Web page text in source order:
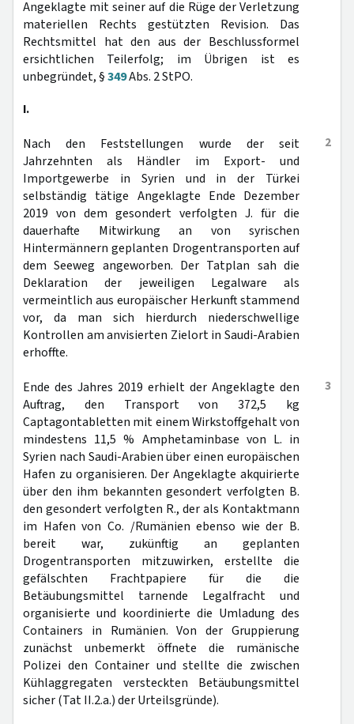
Angeklagte mit seiner auf die Rüge der Verletzung
materiellen Rechts gestützten Revision. Das
Rechtsmittel hat den aus der Beschlussformel
ersichtlichen Teilerfolg; im Übrigen ist es
unbegründet, §349Abs. 2 StPO.
I.
2
Nach den Feststellungen wurde der seit
Jahrzehnten als Händler im Export- und
Importgewerbe in Syrien und in der Türkei
selbständig tätige Angeklagte Ende Dezember
2019 von dem gesondert verfolgten J. für die
dauerhafte Mitwirkung an von syrischen
Hintermännern geplanten Drogentransporten auf
dem Seeweg angeworben. Der Tatplan sah die
Deklaration der jeweiligen Legalware als
vermeintlich aus europäischer Herkunft stammend
vor, da man sich hierdurch niederschwellige
Kontrollen am anvisierten Zielort in Saudi-Arabien
erhoffte.
3
Ende des Jahres 2019 erhielt der Angeklagte den
Auftrag, den Transport von 372,5 kg
Captagontabletten mit einem Wirkstoffgehalt von
mindestens 11,5 % Amphetaminbase von L. in
Syrien nach Saudi-Arabien über einen europäischen
Hafen zu organisieren. Der Angeklagte akquirierte
über den ihm bekannten gesondert verfolgten B.
den gesondert verfolgten R., der als Kontaktmann
im Hafen von Co. /Rumänien ebenso wie der B.
bereit war, zukünftig an geplanten
Drogentransporten mitzuwirken, erstellte die
gefälschten Frachtpapiere für die die
Betäubungsmittel tarnende Legalfracht und
organisierte und koordinierte die Umladung des
Containers in Rumänien. Von der Gruppierung
zunächst unbemerkt öffnete die rumänische
Polizei den Container und stellte die zwischen
Kühlaggregaten versteckten Betäubungsmittel
sicher (Tat II.2.a.) der Urteilsgründe).